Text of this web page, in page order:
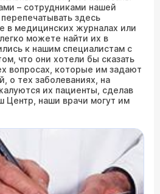
– сотрудниками нашей
здесь
в медицинских журналах или
можете найти их в
к нашим специалистам с
что они хотели бы сказать
вопросах, которые им задают
о тех заболеваниях, на
их пациенты, сделав
Центр, наши врачи могут им